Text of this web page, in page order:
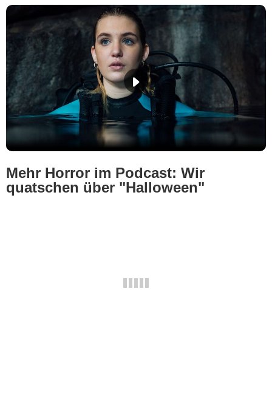
Mehr Horror im Podcast: Wir
quatschen über "Halloween"